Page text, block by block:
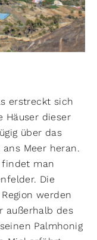
erstreckt sich
Häuser dieser
über das
Meer heran.
findet man
Die
werden
außerhalb des
Palmhonig